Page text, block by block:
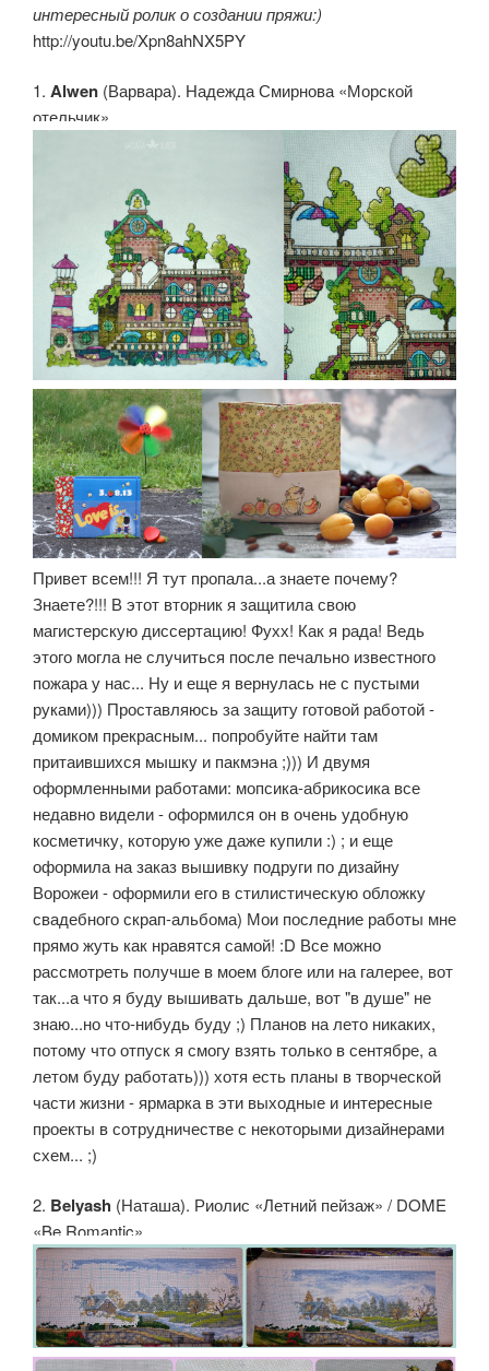
интересный ролик о создании пряжи:)
http://youtu.be/Xpn8ahNX5PY
1. Alwen (Варвара). Надежда Смирнова «Морской
отельчик»
Привет всем!!! Я тут пропала...а знаете почему?
Знаете?!!! В этот вторник я защитила свою
магистерскую диссертацию! Фухх! Как я рада! Ведь
этого могла не случиться после печально известного
пожара у нас... Ну и еще я вернулась не с пустыми
руками))) Проставляюсь за защиту готовой работой -
домиком прекрасным... попробуйте найти там
притаившихся мышку и пакмэна ;))) И двумя
оформленными работами: мопсика-абрикосика все
недавно видели - оформился он в очень удобную
косметичку, которую уже даже купили :) ; и еще
оформила на заказ вышивку подруги по дизайну
Ворожеи - оформили его в стилистическую обложку
свадебного скрап-альбома) Мои последние работы мне
прямо жуть как нравятся самой! :D Все можно
рассмотреть получше в моем блоге или на галерее, вот
так...а что я буду вышивать дальше, вот "в душе" не
знаю...но что-нибудь буду ;) Планов на лето никаких,
потому что отпуск я смогу взять только в сентябре, а
летом буду работать))) хотя есть планы в творческой
части жизни - ярмарка в эти выходные и интересные
проекты в сотрудничестве с некоторыми дизайнерами
схем... ;)
2. Belyash (Наташа). Риолис «Летний пейзаж» / DOME
«Be Romantic»